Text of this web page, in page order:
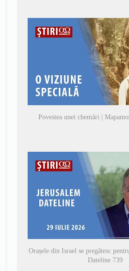
Povestea unei chemări |
Orașele din Israel se pregătesc
Dateline 739